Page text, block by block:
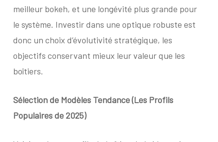
meilleur bokeh, et une longévité plus grande pour
le système. Investir dans une optique robuste est
donc un choix d’évolutivité stratégique, les
objectifs conservant mieux leur valeur que les
boîtiers.
Sélection de Modèles Tendance(Les Profils
Populaires de 2025)